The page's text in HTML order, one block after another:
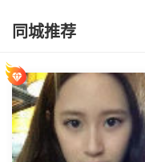
同城推荐